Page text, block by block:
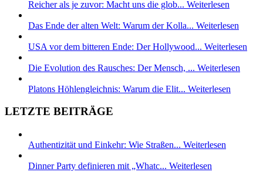
Reicher als je zuvor: Macht uns die glob... Weiterlesen
Das Ende der alten Welt: Warum der Kolla... Weiterlesen
USA vor dem bitteren Ende: Der Hollywood... Weiterlesen
Die Evolution des Rausches: Der Mensch, ... Weiterlesen
Platons Höhlengleichnis: Warum die Elit... Weiterlesen
LETZTE BEITRÄGE
Authentizität und Einkehr: Wie Straßen... Weiterlesen
Dinner Party definieren mit „Whatc... Weiterlesen